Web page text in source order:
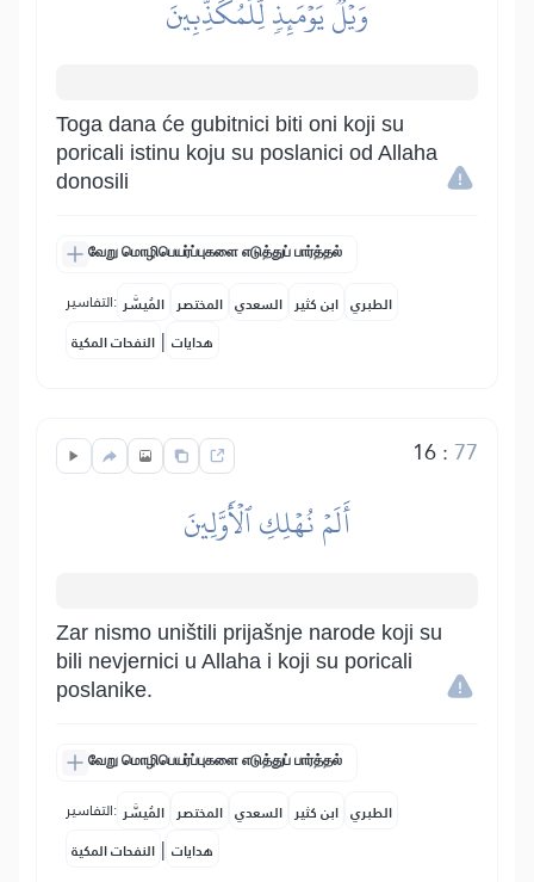
وَيۡلٞ يَوۡمَئِذٖ لِّلۡمُكَذِّبِينَ
Toga dana će gubitnici biti oni koji su
poricali istinu koju su poslanici od Allaha
donosili
வேறு மொழிபெயர்ப்புகளை எடுத்துப் பார்த்தல்
التفاسير: المُيسَّر المختصر السعدي ابن كثير الطبري
النفحات المكية | هدايات
16: 77
أَلَمۡ نُهۡلِكِ ٱلۡأَوَّلِينَ
Zar nismo uništili prijašnje narode koji su
bili nevjernici u Allaha i koji su poricali
poslanike.
வேறு மொழிபெயர்ப்புகளை எடுத்துப் பார்த்தல்
التفاسير: المُيسَّر المختصر السعدي ابن كثير الطبري
النفحات المكية | هدايات